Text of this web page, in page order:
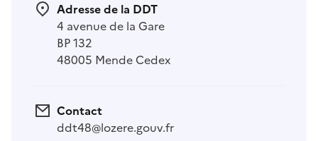
Adresse de la DDT
4 avenue de la Gare
BP 132
48005 Mende Cedex
Contact
ddt48@lozere.gouv.fr